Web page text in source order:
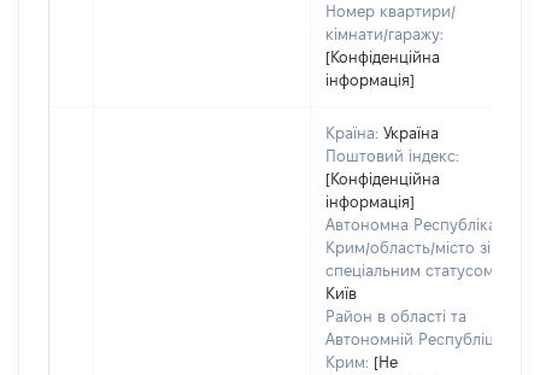
Номер квартири/
кімнати/гаражу:
[Конфіденційна
інформація]
Країна: Україна
Поштовий індекс:
[Конфіденційна
інформація]
Автономна Республіка
Крим/область/місто зі
спеціальним статусом:
Київ
Район в області та
Автономній Республіці
Крим: [Не